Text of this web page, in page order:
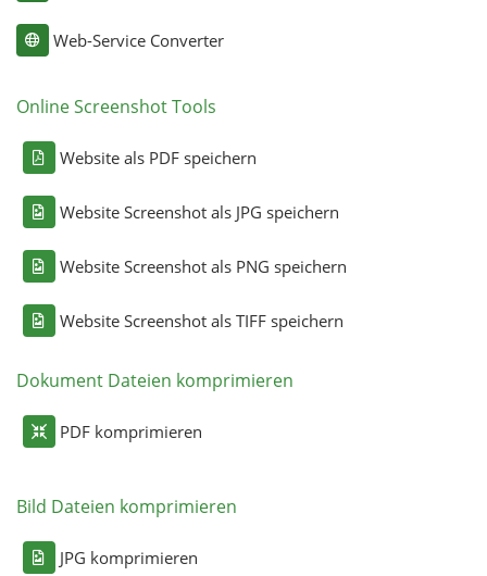
Web-Service Converter
Online Screenshot Tools
Website als PDF speichern
Website Screenshot als JPG speichern
Website Screenshot als PNG speichern
Website Screenshot als TIFF speichern
Dokument Dateien komprimieren
PDF komprimieren
Bild Dateien komprimieren
JPG komprimieren